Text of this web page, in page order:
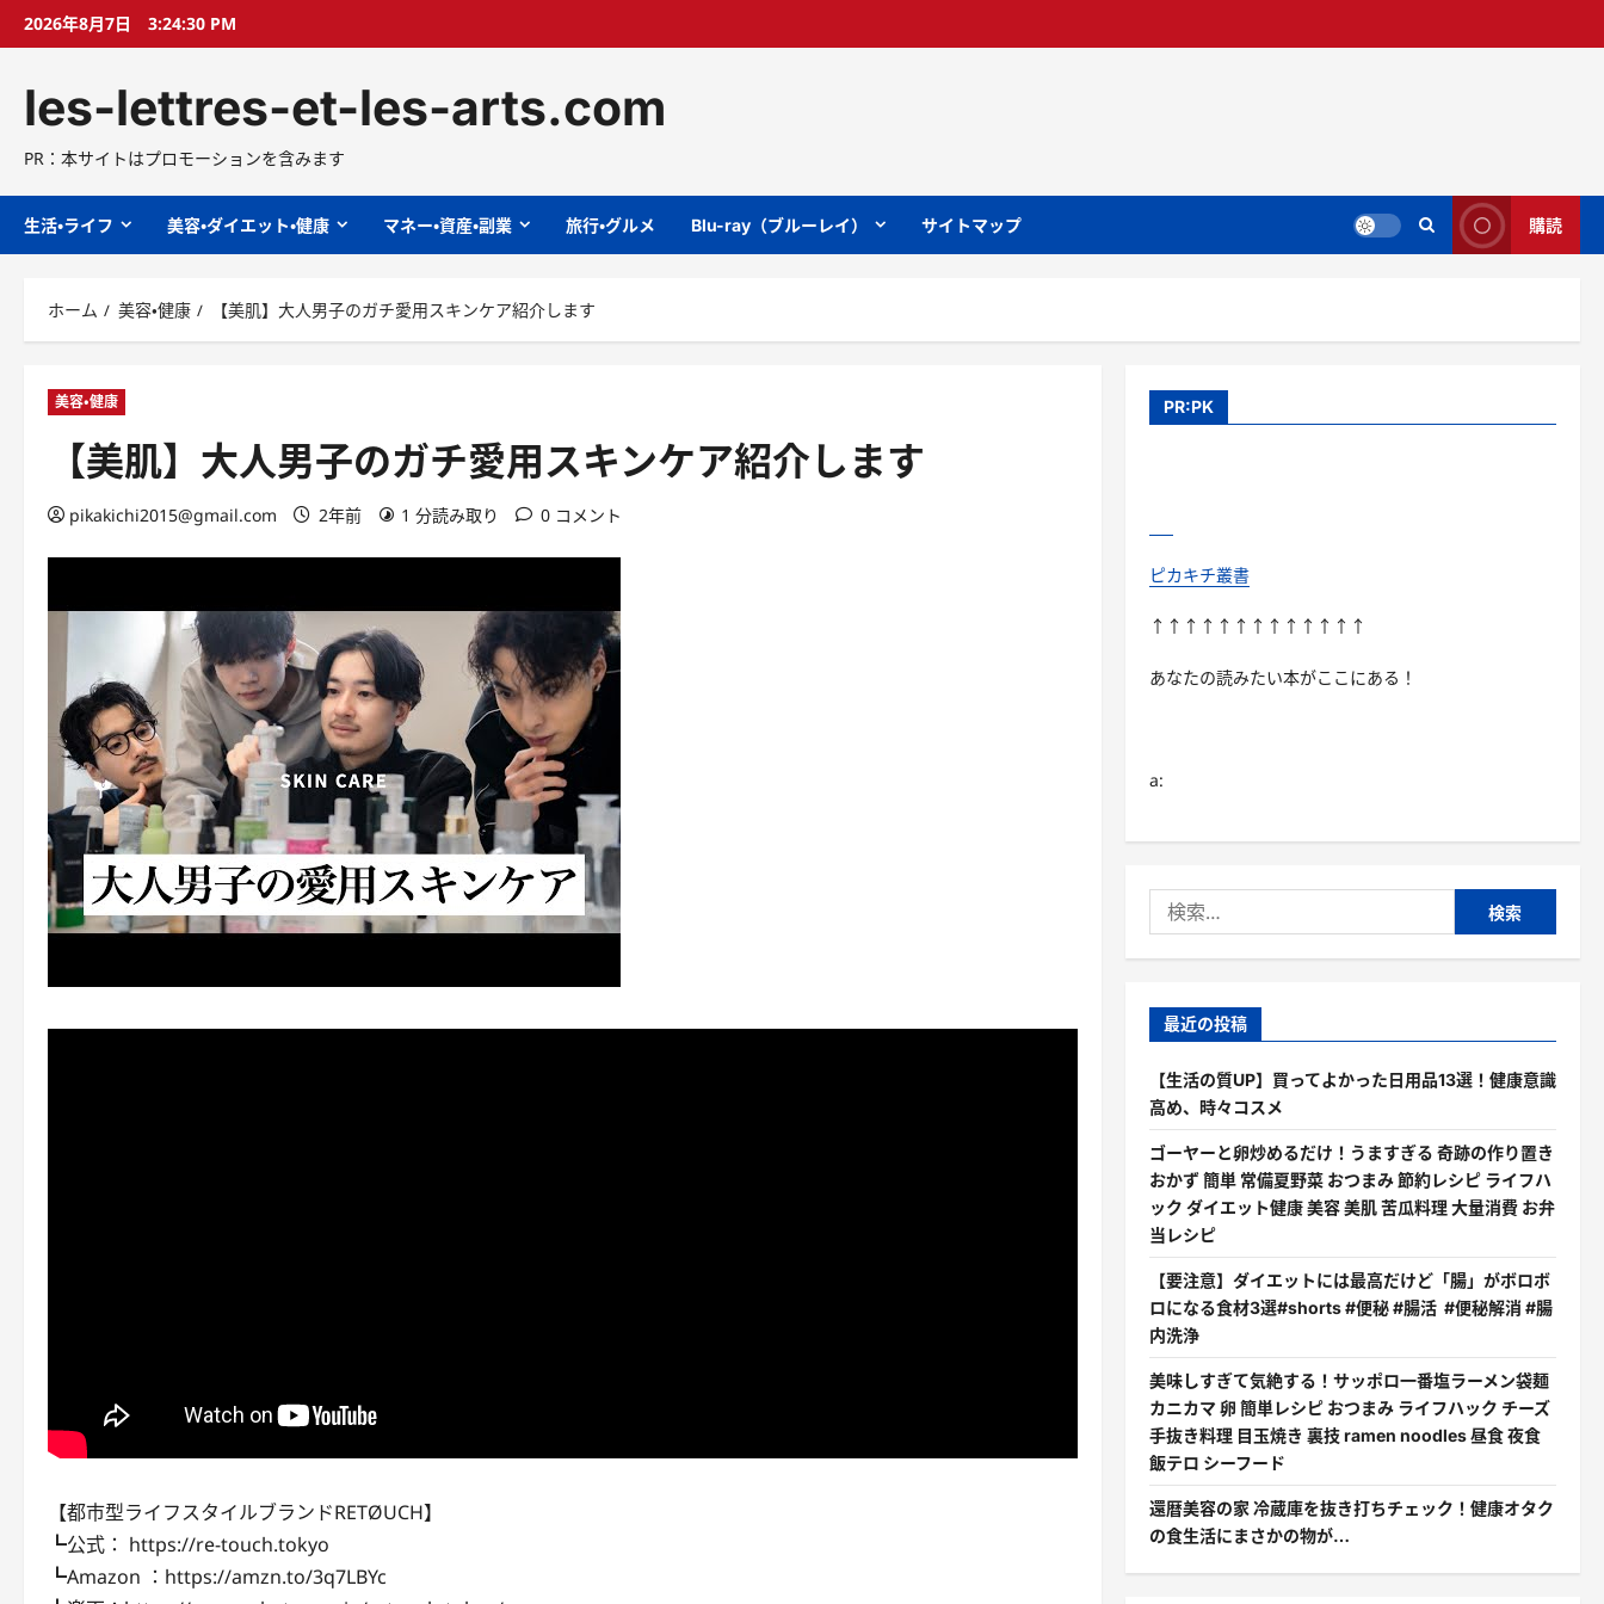
プ
2026年8月7日 3:24:31 PM
les-lettres-et-les-arts.com
PR：本サイトはプロモーションを含みます
生活・ライフ 美容・ダイエット・健康 マネー・資産・副業 旅行・グルメ Blu-ray（ブルーレイ） サイトマップ 購読
ホーム 美容・健康 【美肌】大人男子のガチ愛用スキンケア紹介します
美容・健康
【美肌】大人男子のガチ愛用スキンケア紹介します
pikakichi2015@gmail.com 2年前 1 分読み取り 0 コメント
【都市型ライフスタイルブランドRETØUCH】
┗公式： https://re-touch.tokyo
┗Amazon ：https://amzn.to/3q7LBYc
PR:PK
ピカキチ叢書
↑↑↑↑↑↑↑↑↑↑↑↑↑
あなたの読みたい本がここにある！
a:
索:
最近の投稿
【生活の質UP】買ってよかった日用品13選！健康意識
高め、時々コスメ
ゴーヤーと卵炒めるだけ！うますぎる 奇跡の作り置き
おかず 簡単 常備夏野菜 おつまみ 節約レシピ ライフハ
ック ダイエット健康 美容 美肌 苦瓜料理 大量消費 お弁
当レシピ
【要注意】ダイエットには最高だけど「腸」がボロボ
ロになる食材3選#shorts #便秘 #腸活 #便秘解消 #腸
内洗浄
美味しすぎて気絶する！サッポロ一番塩ラーメン袋麺
カニカマ 卵 簡単レシピ おつまみ ライフハック チーズ
手抜き料理 目玉焼き 裏技 ramen noodles 昼食 夜食
飯テロ シーフード
還暦美容の家 冷蔵庫を抜き打ちチェック！健康オタク
の食生活にまさかの物が…